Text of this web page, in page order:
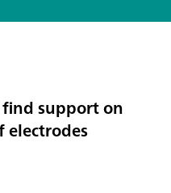
support on
electrodes